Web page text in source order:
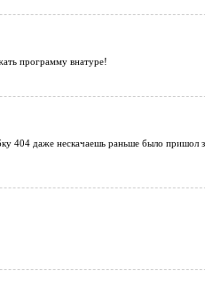
программу внатуре!
404 даже нескачаешь раньше было пришол